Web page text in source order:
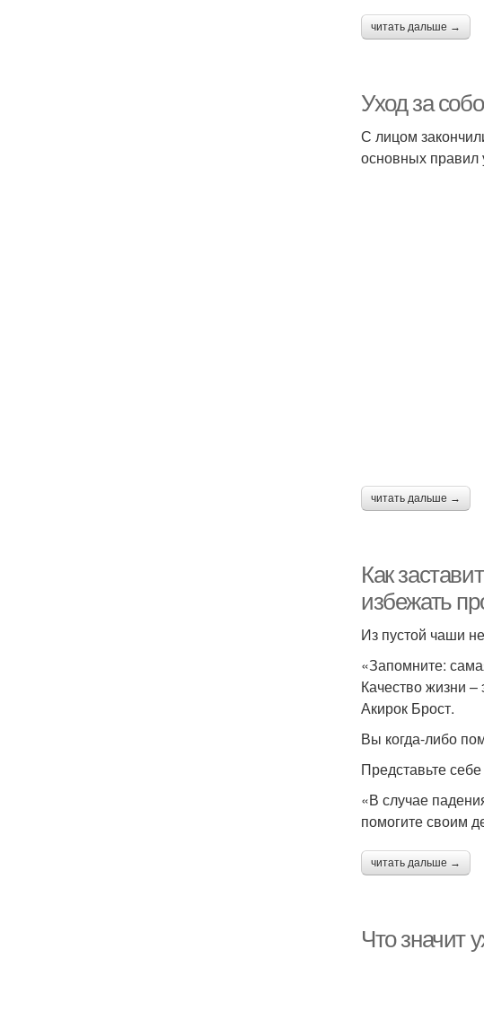
читать дальше →
Уход за
С лицом
основных правил
читать дальше →
Как
избежать
Из пустой чаши
«Запомните:
Качество жизни
Акирок Брост.
Вы когда-либо
Представьте
«В случае
помогите своим
читать дальше →
Что значит